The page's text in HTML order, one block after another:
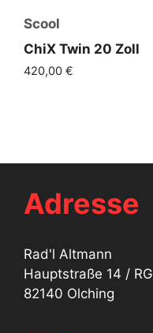
Scool
ChiX Twin 20 Zoll
420,00 €
Adresse
Rad'l Altmann
Hauptstraße 14 / RG
82140 Olching